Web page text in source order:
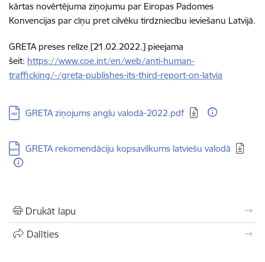
kārtas novērtējuma ziņojumu par Eiropas Padomes
Konvencijas par cīņu pret cilvēku tirdzniecību ieviešanu Latvijā.
GRETA preses relīze [21.02.2022.] pieejama
šeit: https://www.coe.int/en/web/anti-human-
trafficking/-/greta-publishes-its-third-report-on-latvia
Lejupielādēt:
GRETA ziņojums angļu valodā-2022.pdf
Lejupielādēt:
GRETA rekomendāciju kopsavilkums latviešu valodā
Drukāt lapu
Dalīties